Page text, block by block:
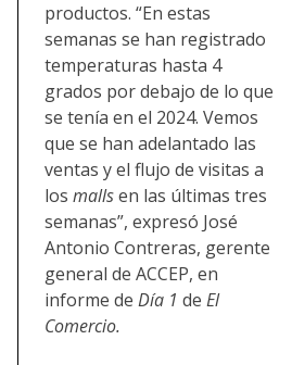
productos. “En estas
semanas se han registrado
temperaturas hasta 4
grados por debajo de lo que
se tenía en el 2024. Vemos
que se han adelantado las
ventas y el flujo de visitas a
los mallsen las últimas tres
semanas”, expresó José
Antonio Contreras, gerente
general de ACCEP, en
informe de Día 1 de El
Comercio.